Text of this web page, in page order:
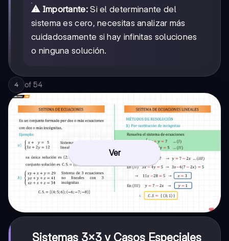
⚠️ Importante:Si el determinante del
sistema es cero, necesitas analizar más
cuidadosamente si hay infinitas soluciones
o ninguna solución.
4 of 54
Ver
Sistemas 3×3 y Casos Especiales